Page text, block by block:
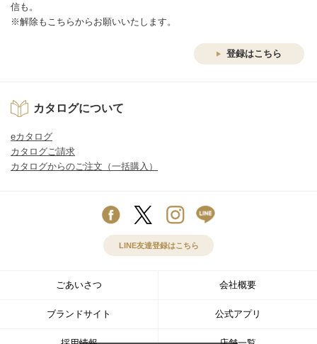
信も。
※解除もこちらからお願いいたします。
登録はこちら
カタログについて
eカタログ
カタログご請求
カタログからのご注文（一括購入）
LINE友達登録はこちら
ごあいさつ 会社概要
ブランドサイト 公式アプリ